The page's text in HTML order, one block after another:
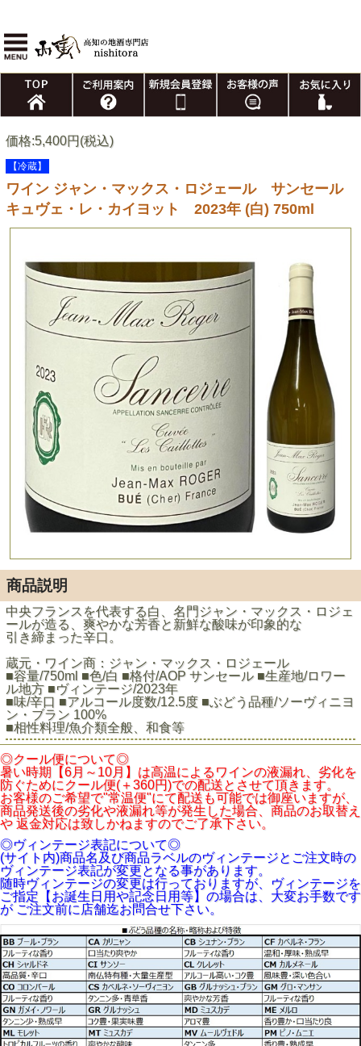
価格:5,400円(税込)
【冷蔵】
ワイン ジャン・マックス・ロジェール サンセール
キュヴェ・レ・カイヨット 2023年 (白) 750ml
商品説明
中央フランスを代表する白、名門ジャン・マックス・ロジェ
ールが造る、爽やかな芳香と新鮮な酸味が印象的な
引き締まった辛口。
蔵元・ワイン商：ジャン・マックス・ロジェール
■容量/750ml ■色/白 ■格付/AOP サンセール ■生産地/ロワー
ル地方 ■ヴィンテージ/2023年
■味/辛口 ■アルコール度数/12.5度 ■ぶどう品種/ソーヴィニヨ
ン・ブラン 100%
■相性料理/魚介類全般、和食等
◎クール便について◎
暑い時期【6月～10月】は高温によるワインの液漏れ、劣化を
防ぐためにクール便(＋360円)での配送とさせて頂きます。
お客様のご希望で"常温便"にて配送も可能では御座いますが、
商品発送後の劣化や液漏れ等が発生した場合、商品のお取替え
や 返金対応は致しかねますのでご了承下さい。
◎ヴィンテージ表記について◎
(サイト内)商品名及び商品ラベルのヴィンテージとご注文時の
ヴィンテージ表記が変更となる事があります。
随時ヴィンテージの変更は行っておりますが、ヴィンテージを
ご指定【お誕生日用や記念日用等】の場合は、大変お手数です
が ご注文前に店舗迄お問合せ下さい。